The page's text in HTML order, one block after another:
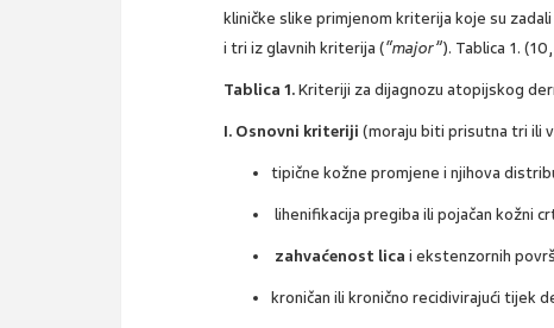
kliničke slike primjenom kriterija koje su
i tri iz glavnih kriterija (“major”). Tablica 1.
Tablica 1.Kriteriji za dijagnozu atopijskog
I. Osnovni kriteriji (moraju biti prisutna tri ili
tipične kožne promjene i njihova
lihenifikacija pregiba ili pojačan kožni
zahvaćenost lica i ekstenzornih
kroničan ili kronično recidivirajući tijek